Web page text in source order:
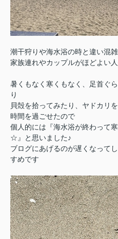
潮干狩りや海水浴の時と違い混雑
家族連れやカップルがほどよい
暑くもなく寒くもなく、足首ぐ
り
貝殻を拾ってみたり、ヤドカリ
時間を過ごせたので
個人的には『海水浴が終わって
☆』と思いました♪
ブログにあげるのが遅くなって
すめです